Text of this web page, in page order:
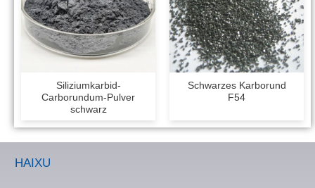
Siliziumkarbid-
Carborundum-Pulver
schwarz
Schwarzes Karborund
F54
HAIXU